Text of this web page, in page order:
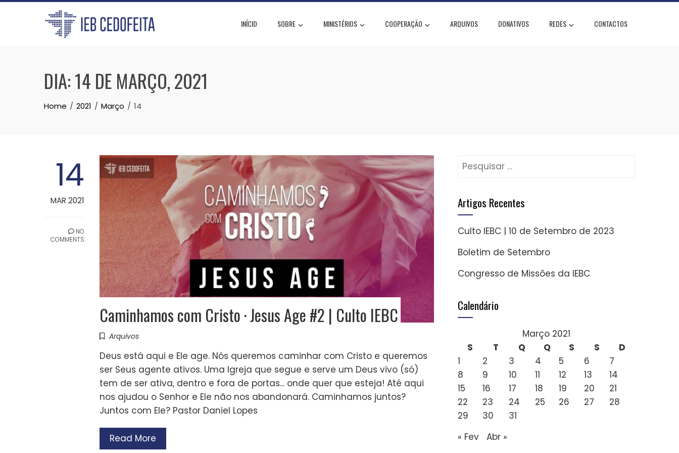
Skip
INÍCIO SOBRE MINISTÉRIOS COOPERAÇÃO ARQUIVOS DONATIVOS REDES CONTACTOS
DIA:14 DE MARÇO, 2021
Home 2021 Março 14
14
MAR 2021
NO
COMMENTS
Caminhamos com Cristo · Jesus Age #2 | Culto IEBC
Arquivos
Deus está aqui e Ele age. Nós queremos caminhar com Cristo e queremos
ser Seus agente ativos. Uma Igreja que segue e serve um Deus vivo (só)
tem de ser ativa, dentro e fora de portas... onde quer que esteja! Até aqui
nos ajudou o Senhor e Ele não nos abandonará. Caminhamos juntos?
Juntos com Ele? Pastor Daniel Lopes
Read More
Pesquisar
Artigos Recentes
Culto IEBC | 10 de Setembro de 2023
Boletim de Setembro
Congresso de Missões da IEBC
Calendário
Março 2021
S
T Q Q S S
D
1
2 3 4 5 6
7
8
9 10 11 12 13
14
15
16 17 18 19 20
21
22
23 24 25 26 27
28
29
30
31
« Fev
Abr »